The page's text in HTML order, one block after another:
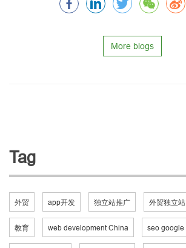
More blogs
Tag
外贸 app开发 独立站推广 外贸独立站
教育 web development China seo google